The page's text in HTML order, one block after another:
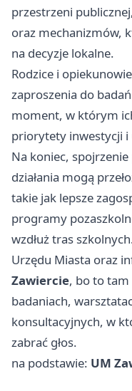
przestrzeni
oraz mechanizmów,
na decyzje lokalne.
Rodzice i
zaproszenia do
moment, w którym
priorytety inwestycji i
Na koniec,
działania mogą
takie jak lepsze
programy
wzdłuż tras
Urzędu Miasta oraz
Zawiercie, bo to
badaniach,
konsultacyjnych, w
zabrać głos.
na podstawie: UM